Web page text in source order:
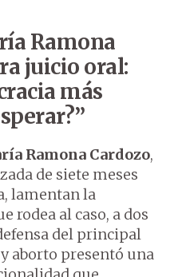
Ramona
juicio oral:
más
Ramona Cardozo,
de siete meses
lamentan la
rodea al caso, a dos
del principal
aborto presentó una